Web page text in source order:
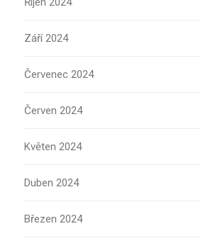
Září 2024
Červenec 2024
Červen 2024
Květen 2024
Duben 2024
Březen 2024